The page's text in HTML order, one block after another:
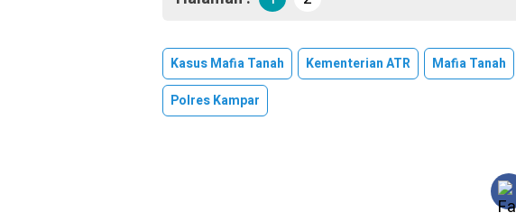
Kasus Mafia Tanah Kementerian ATR Mafia Tanah
Polres Kampar